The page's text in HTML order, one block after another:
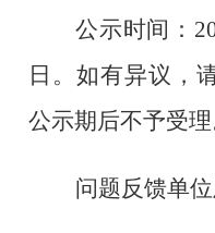
公示时间：
日。如有异议，
公示期后不予受理
问题反馈单位